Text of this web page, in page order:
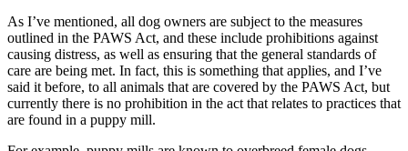
As I’ve mentioned, all dog owners are subject to the measures
outlined in the PAWS Act, and these include prohibitions against
causing distress, as well as ensuring that the general standards of
care are being met. In fact, this is something that applies, and I’ve
said it before, to all animals that are covered by the PAWS Act, but
currently there is no prohibition in the act that relates to practices that
are found in a puppy mill.